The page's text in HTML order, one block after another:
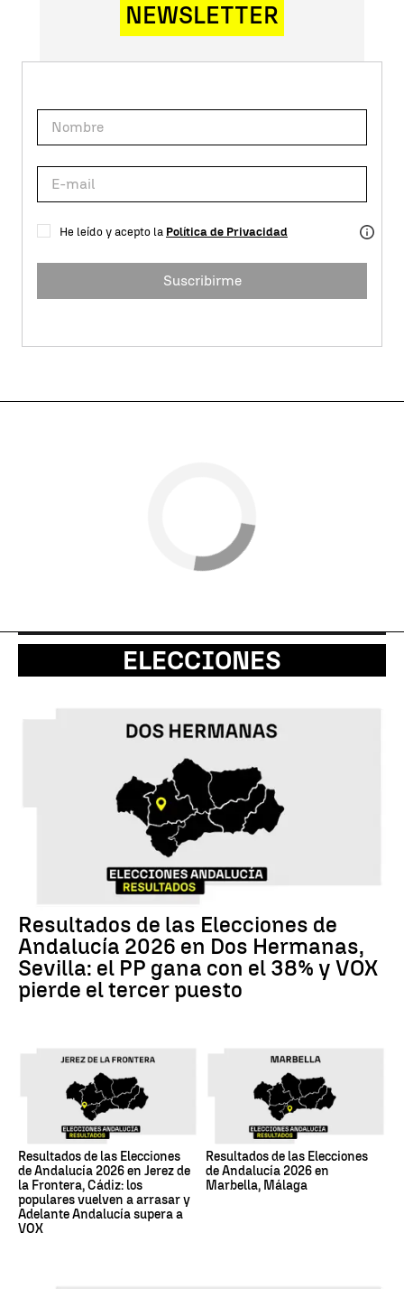
NEWSLETTER
He leído y acepto la Política de Privacidad
Suscribirme
ELECCIONES
Resultados de las Elecciones de
Andalucía 2026 en Dos Hermanas,
Sevilla: el PP gana con el 38% y VOX
pierde el tercer puesto
Resultados de las Elecciones
de Andalucía 2026 en Jerez de
la Frontera, Cádiz: los
populares vuelven a arrasar y
Adelante Andalucía supera a
VOX
Resultados de las Elecciones
de Andalucía 2026 en
Marbella, Málaga